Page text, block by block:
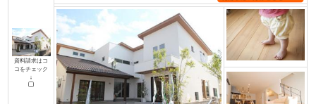
てきました。現在良いお客様や協力業者様に恵まれたおかげでそれを実現
できるだけの技術と経験を持ち、事業を展開しています。 お客様の理想の
ブリリアントホーム/株式会社リビングライフ